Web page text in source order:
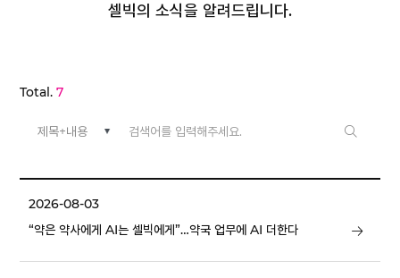
셀빅의 소식을 알려드립니다.
Total.7
2026-08-03
“약은 약사에게 AI는 셀빅에게”…약국 업무에 AI 더한다